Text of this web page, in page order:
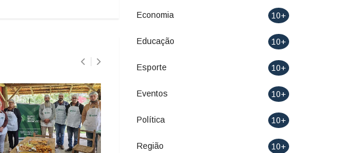
Economia 10+
Educação 10+
Esporte 10+
Eventos 10+
Política 10+
Região 10+